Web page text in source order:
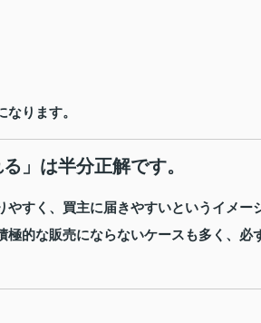
ります。
」は半分正解です。
すく、買主に届きやすいというイメー
的な販売にならないケースも多く、必